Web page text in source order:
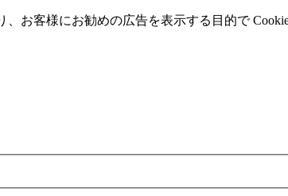
お客様にお勧めの広告を表⽰する⽬的で